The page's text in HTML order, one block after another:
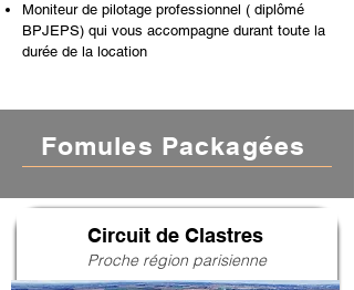
Moniteur de pilotage professionnel ( diplômé
BPJEPS) qui vous accompagne durant toute la
durée de la location
Fomules Packagées
Circuit de Clastres
Proche région parisienne